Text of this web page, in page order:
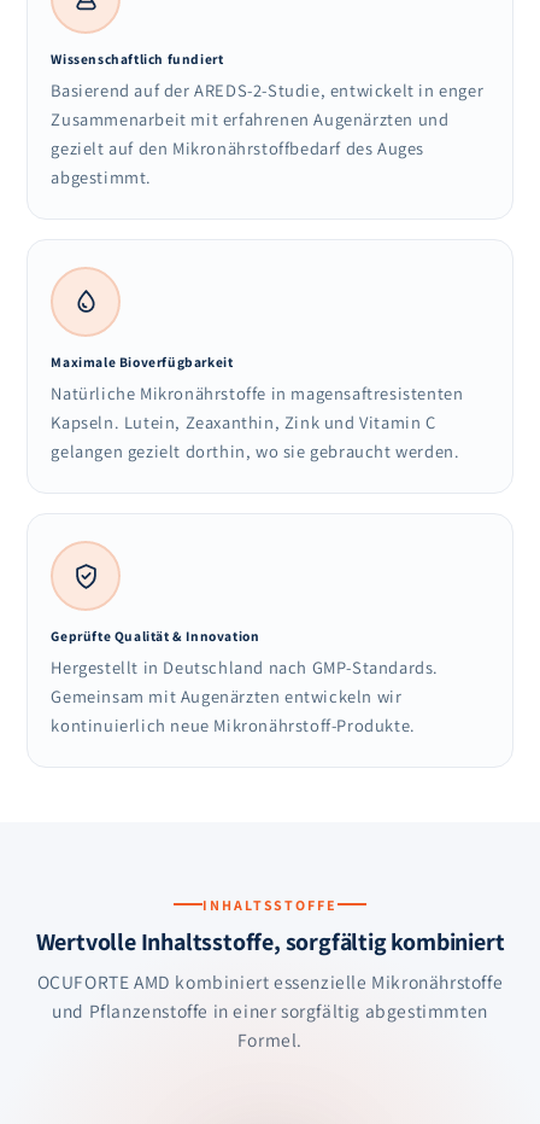
Wissenschaftlich fundiert
Basierend auf der AREDS-2-Studie, entwickelt in enger
Zusammenarbeit mit erfahrenen Augenärzten und
gezielt auf den Mikronährstoffbedarf des Auges
abgestimmt.
Maximale Bioverfügbarkeit
Natürliche Mikronährstoffe in magensaftresistenten
Kapseln. Lutein, Zeaxanthin, Zink und Vitamin C
gelangen gezielt dorthin, wo sie gebraucht werden.
Geprüfte Qualität & Innovation
Hergestellt in Deutschland nach GMP-Standards.
Gemeinsam mit Augenärzten entwickeln wir
kontinuierlich neue Mikronährstoff-Produkte.
INHALTSSTOFFE
Wertvolle Inhaltsstoffe, sorgfältig kombiniert
OCUFORTE AMD kombiniert essenzielle Mikronährstoffe
und Pflanzenstoffe in einer sorgfältig abgestimmten
Formel.